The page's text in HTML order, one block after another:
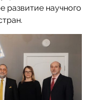
развитие научного